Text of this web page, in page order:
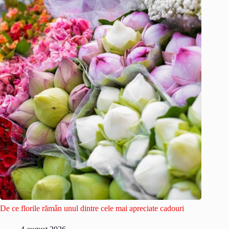
De ce florile rămân unul dintre cele mai apreciate cadouri